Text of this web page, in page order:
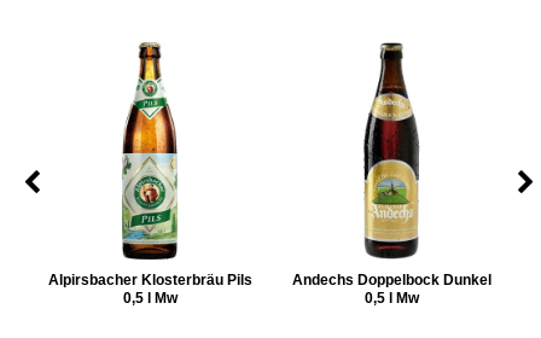
Alpirsbacher Klosterbräu Pils
0,5 l Mw
Andechs Doppelbock Dunkel
0,5 l Mw